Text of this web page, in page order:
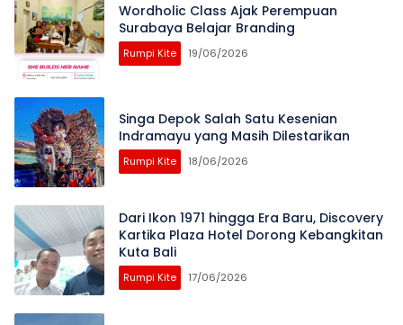
Wordholic Class Ajak Perempuan
Surabaya Belajar Branding
Rumpi Kite 19/06/2026
Singa Depok Salah Satu Kesenian
Indramayu yang Masih Dilestarikan
Rumpi Kite 18/06/2026
Dari Ikon 1971 hingga Era Baru, Discovery
Kartika Plaza Hotel Dorong Kebangkitan
Kuta Bali
Rumpi Kite 17/06/2026